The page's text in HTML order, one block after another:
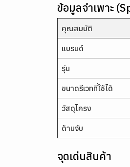
ข้อมูลจำเพาะ
คุณสมบัติ
แบรนด์
รุ่น
ขนาดรีเวทที่ใช้ได้
วัสดุโครง
ด้ามจับ
จุดเด่นสินค้า